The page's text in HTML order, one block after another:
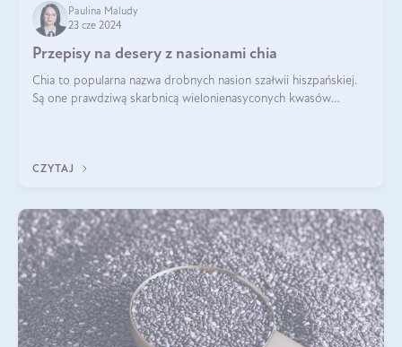
Paulina Maludy
23 cze 2024
Przepisy na desery z nasionami chia
Chia to popularna nazwa drobnych nasion szałwii hiszpańskiej.
Są one prawdziwą skarbnicą wielonienasyconych kwasów
CZYTAJ